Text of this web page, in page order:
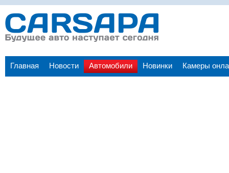
Главная Новости Автомобили Новинки Камеры